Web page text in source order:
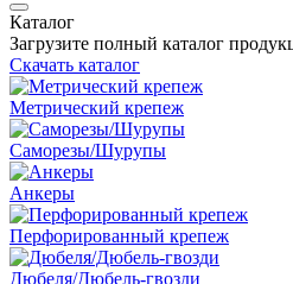
Каталог
Загрузите полный каталог
Скачать каталог
Метрический крепеж
Саморезы/Шурупы
Анкеры
Перфорированный крепеж
Дюбеля/Дюбель-гвозди